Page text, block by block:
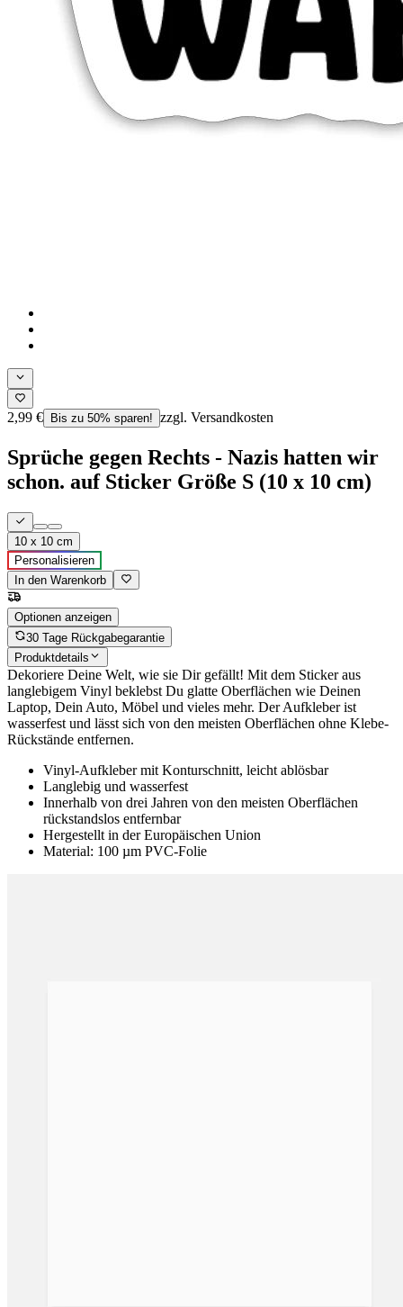
2,99 € Bis zu 50% sparen! zzgl. Versandkosten
Sprüche gegen Rechts - Nazis hatten wir
schon. auf Sticker Größe S (10 x 10 cm)
10 x 10 cm
Personalisieren
In den Warenkorb
Optionen anzeigen
30 Tage Rückgabegarantie
Produktdetails
Dekoriere Deine Welt, wie sie Dir gefällt! Mit dem Sticker aus
langlebigem Vinyl beklebst Du glatte Oberflächen wie Deinen
Laptop, Dein Auto, Möbel und vieles mehr. Der Aufkleber ist
wasserfest und lässt sich von den meisten Oberflächen ohne Klebe-
Rückstände entfernen.
Vinyl-Aufkleber mit Konturschnitt, leicht ablösbar
Langlebig und wasserfest
Innerhalb von drei Jahren von den meisten Oberflächen
rückstandslos entfernbar
Hergestellt in der Europäischen Union
Material: 100 µm PVC-Folie